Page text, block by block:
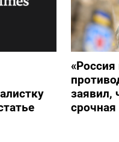
заявил,
срочная